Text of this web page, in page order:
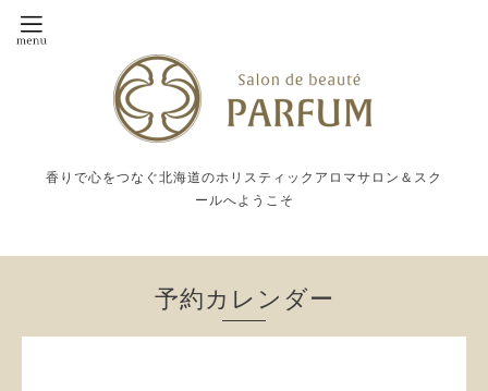
香りで心をつなぐ北海道のホリスティックアロマサロン＆スク
ールへようこそ
予約カレンダー